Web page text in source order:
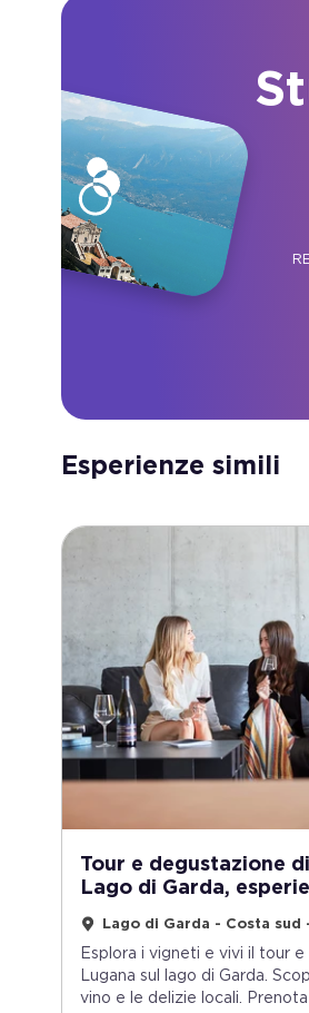
Esperienze simili
Tour e degustazione
Lago di Garda,
Lago di Garda - Costa sud
Esplora i vigneti e vivi il tour
Lugana sul lago di Garda.
vino e le delizie locali. Prenota